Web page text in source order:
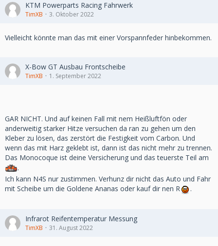
KTM Powerparts Racing Fahrwerk
TimXB 3. Oktober 2022
Vielleicht könnte man das mit einer Vorspannfeder hinbekommen.
X-Bow GT Ausbau Frontscheibe
TimXB 1. September 2022
GAR NICHT. Und auf keinen Fall mit nem Heißluftfön oder
anderweitig starker Hitze versuchen da ran zu gehen um den
Kleber zu lösen, das zerstört die Festigkeit vom Carbon. Und
wenn das mit Harz geklebt ist, dann ist das nicht mehr zu trennen.
Das Monocoque ist deine Versicherung und das teuerste Teil am
.
Ich kann N4S nur zustimmen. Verhunz dir nicht das Auto und Fahr
mit Scheibe um die Goldene Ananas oder kauf dir nen R
.
Infrarot Reifentemperatur Messung
TimXB 31. August 2022